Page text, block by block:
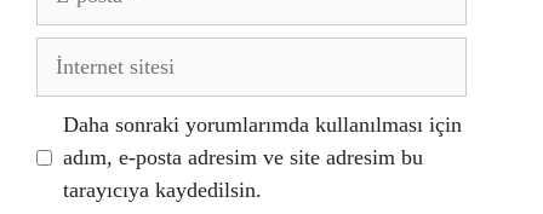
posta
İnternet
Daha sonraki yorumlarımda kullanılması için
adım, e-posta adresim ve site adresim bu
tarayıcıya kaydedilsin.